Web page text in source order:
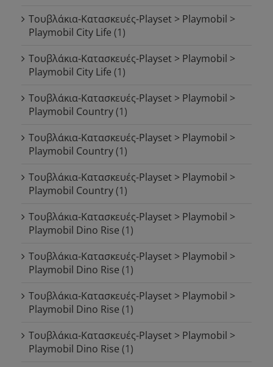
Τουβλάκια-Κατασκευές-Playset > Playmobil >
Playmobil City Life (1)
Τουβλάκια-Κατασκευές-Playset > Playmobil >
Playmobil City Life (1)
Τουβλάκια-Κατασκευές-Playset > Playmobil >
Playmobil Country(1)
Τουβλάκια-Κατασκευές-Playset > Playmobil >
Playmobil Country(1)
Τουβλάκια-Κατασκευές-Playset > Playmobil >
Playmobil Country(1)
Τουβλάκια-Κατασκευές-Playset > Playmobil >
Playmobil Dino Rise (1)
Τουβλάκια-Κατασκευές-Playset > Playmobil >
Playmobil Dino Rise (1)
Τουβλάκια-Κατασκευές-Playset > Playmobil >
Playmobil Dino Rise (1)
Τουβλάκια-Κατασκευές-Playset > Playmobil >
Playmobil Dino Rise (1)